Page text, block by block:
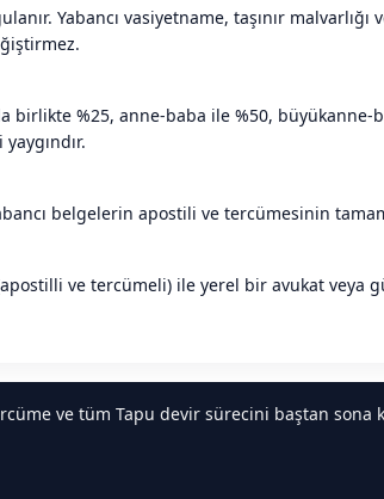
Yabancı vasiyetname, taşınır
%25, anne-baba ile %50, büyükanne-
belgelerin apostili ve tercümesinin
ve tercümeli) ile yerel bir avukat veya
ve tüm Tapu devir sürecini baştan sona